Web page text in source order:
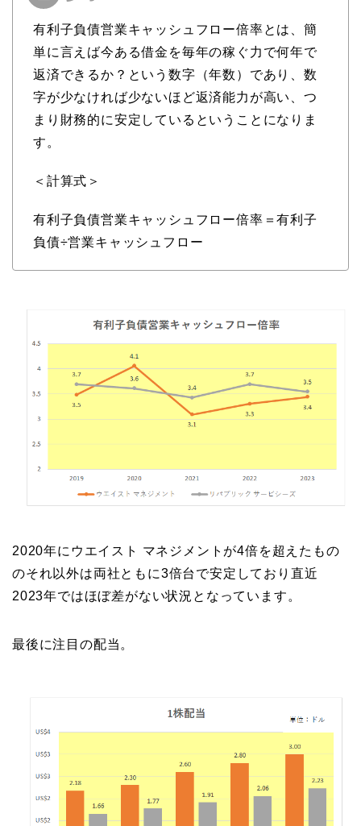
有利子負債営業キャッシュフロー倍率とは、簡
単に言えば今ある借金を毎年の稼ぐ力で何年で
返済できるか？という数字（年数）であり、数
字が少なければ少ないほど返済能力が高い、つ
まり財務的に安定しているということになりま
す。
＜計算式＞
有利子負債営業キャッシュフロー倍率＝有利子
負債÷営業キャッシュフロー
2020年にウエイスト マネジメントが4倍を超えたもの
のそれ以外は両社ともに3倍台で安定しており直近
2023年ではほぼ差がない状況となっています。
最後に注目の配当。